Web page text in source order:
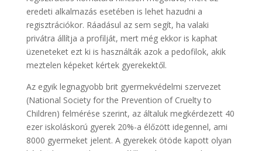
eredeti alkalmazás esetében is lehet hazudni a
regisztrációkor. Ráadásul az sem segít, ha valaki
privátra állítja a profilját, mert még ekkor is kaphat
üzeneteket ezt ki is használták azok a pedofilok, akik
meztelen képeket kértek gyerekektől.
Az egyik legnagyobb brit gyermekvédelmi szervezet
(National Society for the Prevention of Cruelty to
Children) felmérése szerint, az általuk megkérdezett 40
ezer iskoláskorú gyerek 20%-a élőzött idegennel, ami
8000 gyermeket jelent. A gyerekek ötöde kapott olyan